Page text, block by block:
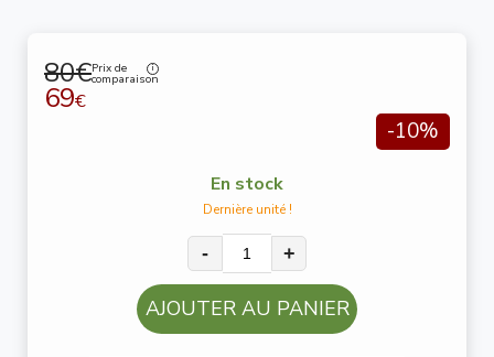
80€Prix de
comparaison
69€
-10%
En stock
Dernière unité !
- +
AJOUTER AU PANIER